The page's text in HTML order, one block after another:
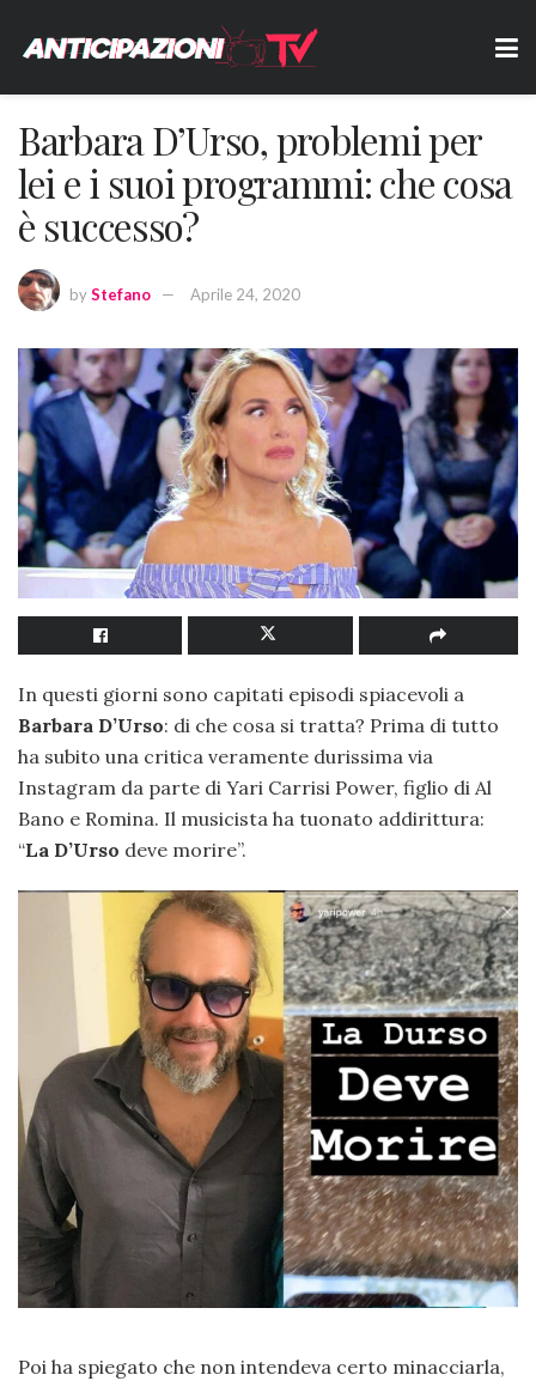
Barbara D’Urso, problemi per
lei e i suoi programmi: che cosa
è successo?
byStefano Aprile 24, 2020
In questi giorni sono capitati episodi spiacevoli a
Barbara D’Urso: di che cosa si tratta? Prima di tutto
ha subito una critica veramente durissima via
Instagram da parte di Yari Carrisi Power, figlio di Al
Bano e Romina. Il musicista ha tuonato addirittura:
“La D’Urso deve morire”.
Poi ha spiegato che non intendeva certo minacciarla,